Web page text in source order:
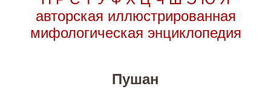
авторская иллюстрированная
мифологическая энциклопедия
Пушан